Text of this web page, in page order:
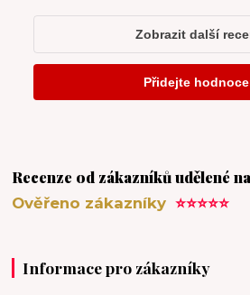
Recenze od zákazníků udělené
Ověřeno zákazníky⭐⭐⭐⭐⭐
Informace pro zákazníky